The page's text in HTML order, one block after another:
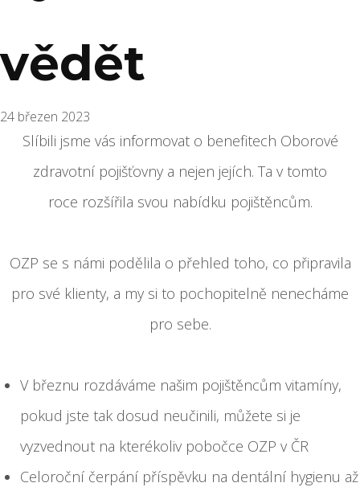
vědět
24 březen 2023
Slíbili jsme vás informovat o benefitech Oborové
zdravotní pojišťovny a nejen jejích. Ta v tomto
roce rozšířila svou nabídku pojištěncům.
OZP se s námi podělila o přehled toho, co připravila
pro své klienty, a my si to pochopitelně nenecháme
pro sebe.
V březnu rozdáváme našim pojištěncům vitamíny,
pokud jste tak dosud neučinili, můžete si je
vyzvednout na kterékoliv pobočce OZP v ČR
Celoroční čerpání příspěvku na dentální hygienu až